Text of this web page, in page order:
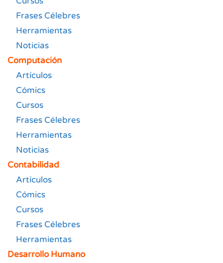
Frases Célebres
Herramientas
Noticias
Computación
Artículos
Cómics
Cursos
Frases Célebres
Herramientas
Noticias
Contabilidad
Artículos
Cómics
Cursos
Frases Célebres
Herramientas
Desarrollo Humano